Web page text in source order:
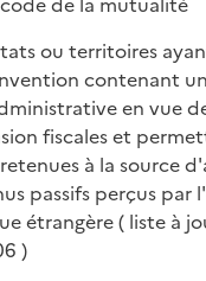
ou territoires
contenant
en vue
fiscales et
à la source
passifs perçus par
étrangère ( liste à
)